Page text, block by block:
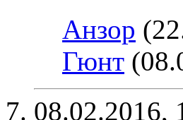
Анзор
Гюнт
08.02.2016,